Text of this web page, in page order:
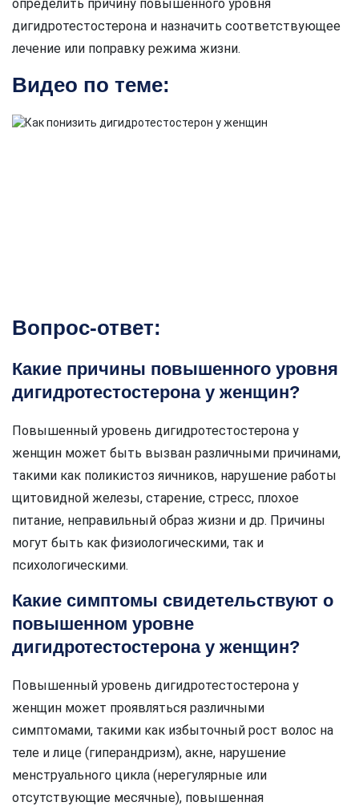
определить причину повышенного уровня
дигидротестостерона и назначить соответствующее
лечение или поправку режима жизни.
Видео по теме:
Вопрос-ответ:
Какие причины повышенного уровня
дигидротестостерона у женщин?
Повышенный уровень дигидротестостерона у
женщин может быть вызван различными причинами,
такими как поликистоз яичников, нарушение работы
щитовидной железы, старение, стресс, плохое
питание, неправильный образ жизни и др. Причины
могут быть как физиологическими, так и
психологическими.
Какие симптомы свидетельствуют о
повышенном уровне
дигидротестостерона у женщин?
Повышенный уровень дигидротестостерона у
женщин может проявляться различными
симптомами, такими как избыточный рост волос на
теле и лице (гиперандризм), акне, нарушение
менструального цикла (нерегулярные или
отсутствующие месячные), повышенная